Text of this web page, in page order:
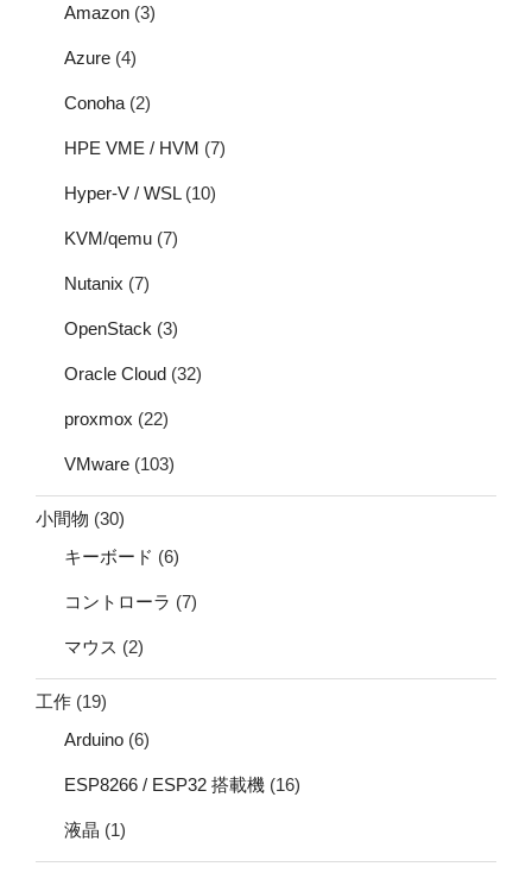
Amazon (3)
Azure (4)
Conoha (2)
HPE VME / HVM (7)
Hyper-V / WSL(10)
KVM/qemu (7)
Nutanix (7)
OpenStack (3)
Oracle Cloud (32)
proxmox (22)
VMware (103)
小間物 (30)
キーボード (6)
コントローラ (7)
マウス (2)
工作 (19)
Arduino (6)
ESP8266 / ESP32 搭載機 (16)
液晶 (1)